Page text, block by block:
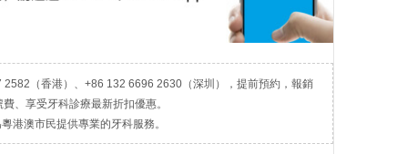
（香港）、+86 132 6696 2630（深圳），提前預約，報銷
、享受牙科診療最新折扣優惠。
港澳市民提供專業的牙科服務。